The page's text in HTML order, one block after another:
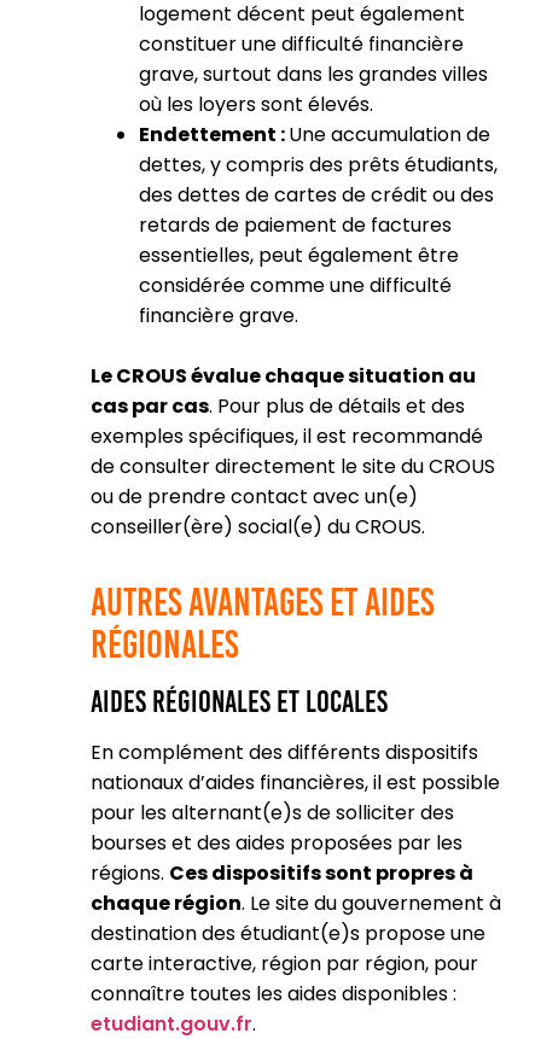
logement décent peut également
constituer une difficulté financière
grave, surtout dans les grandes villes
où les loyers sont élevés.
Endettement :Une accumulation de
dettes, y compris des prêts étudiants,
des dettes de cartes de crédit ou des
retards de paiement de factures
essentielles, peut également être
considérée comme une difficulté
financière grave.
Le CROUS évalue chaque situation au
cas par cas. Pour plus de détails et des
exemples spécifiques, il est recommandé
de consulter directement le site du CROUS
ou de prendre contact avec un(e)
conseiller(ère) social(e) du CROUS.
Autres Avantages et Aides
Régionales
Aides Régionales et Locales
En complément des différents dispositifs
nationaux d’aides financières, il est possible
pour les alternant(e)s de solliciter des
bourses et des aides proposées par les
régions. Ces dispositifs sont propres à
chaque région. Le site du gouvernement à
destination des étudiant(e)s propose une
carte interactive, région par région, pour
connaître toutes les aides disponibles :
etudiant.gouv.fr.